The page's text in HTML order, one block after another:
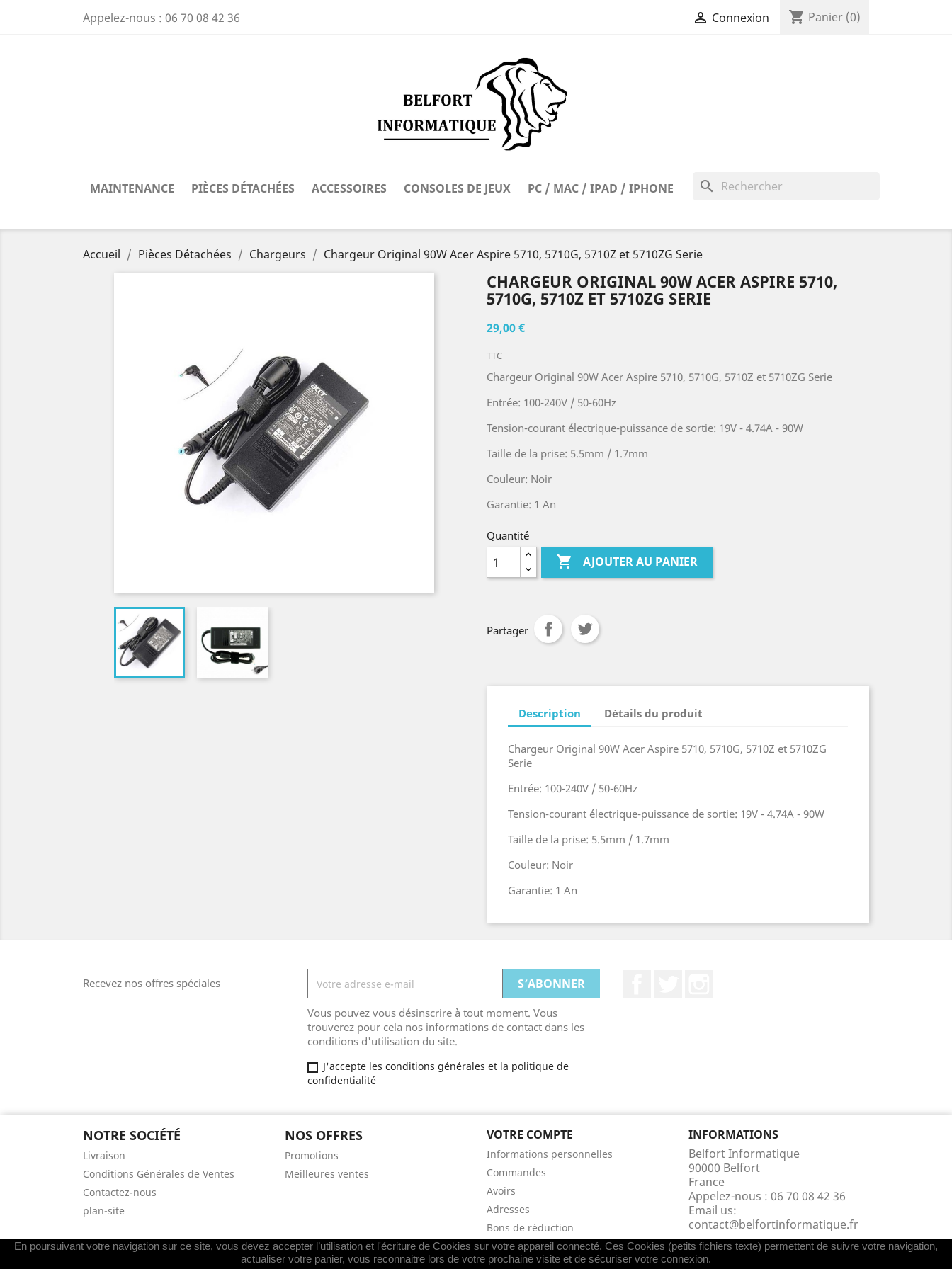
Appelez-nous : 06 70 08 42 36  Connexion shopping_cart Panier (0)
MAINTENANCE PIÈCES DÉTACHÉES ACCESSOIRES CONSOLES DE JEUX PC / MAC / IPAD / IPHONE search
Accueil Pièces Détachées Chargeurs Chargeur Original 90W Acer Aspire 5710, 5710G, 5710Z et 5710ZG Serie
CHARGEUR ORIGINAL 90W ACER ASPIRE 5710,
5710G, 5710Z ET 5710ZG SERIE
29,00 €
TTC
Chargeur Original 90W Acer Aspire 5710, 5710G, 5710Z et 5710ZG Serie
Entrée: 100-240V / 50-60Hz
Tension-courant électrique-puissance de sortie: 19V - 4.74A - 90W
Taille de la prise: 5.5mm / 1.7mm
Couleur: Noir
Garantie: 1 An
Quantité
 AJOUTER AU PANIER
Partager
Description Détails du produit
Chargeur Original 90W Acer Aspire 5710, 5710G, 5710Z et 5710ZG
Serie
Entrée: 100-240V / 50-60Hz
Tension-courant électrique-puissance de sortie: 19V - 4.74A - 90W
Taille de la prise: 5.5mm / 1.7mm
Couleur: Noir
Garantie: 1 An
Recevez nos offres spéciales
Vous pouvez vous désinscrire à tout moment. Vous
trouverez pour cela nos informations de contact dans les
conditions d'utilisation du site.
J'accepte les conditions générales et la politique de
confidentialité
NOTRE SOCIÉTÉ
Livraison
Conditions Générales de Ventes
Contactez-nous
plan-site
NOS OFFRES
Promotions
Meilleures ventes
VOTRE COMPTE
Informations personnelles
Commandes
Avoirs
Adresses
Bons de réduction
Mes alertes
INFORMATIONS
Belfort Informatique
90000 Belfort
France
Appelez-nous : 06 70 08 42 36
Email us:
contact@belfortinformatique.fr
En poursuivant votre navigation sur ce site, vous devez accepter l’utilisation et l'écriture de Cookies sur votre appareil connecté. Ces Cookies (petits fichiers texte) permettent de suivre votre navigation,
actualiser votre panier, vous reconnaitre lors de votre prochaine visite et de sécuriser votre connexion.